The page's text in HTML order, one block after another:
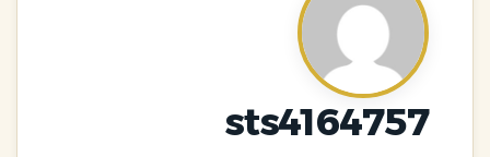
sts4164757